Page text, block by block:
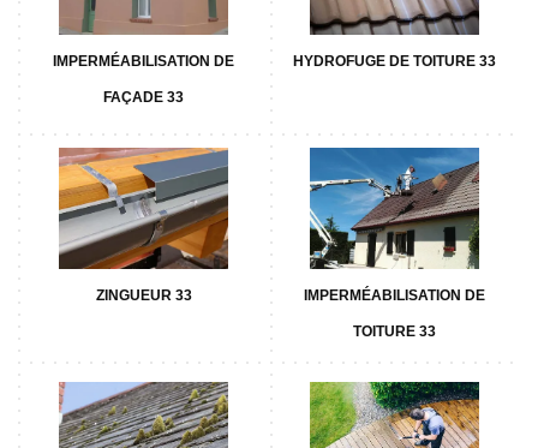
IMPERMÉABILISATION DE
FAÇADE 33
HYDROFUGE DE TOITURE 33
ZINGUEUR 33 IMPERMÉABILISATION DE
TOITURE 33